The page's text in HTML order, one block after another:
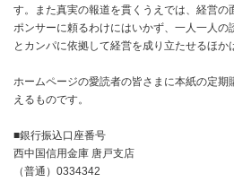
す。また真実の報道を貫くうえでは、経営の
ポンサーに頼るわけにはいかず、一人一人の
とカンパに依拠して経営を成り立たせるほか
ホームページの愛読者の皆さまに本紙の定期
えるものです。
■銀行振込口座番号
西中国信用金庫 唐戸支店
（普通）0334342